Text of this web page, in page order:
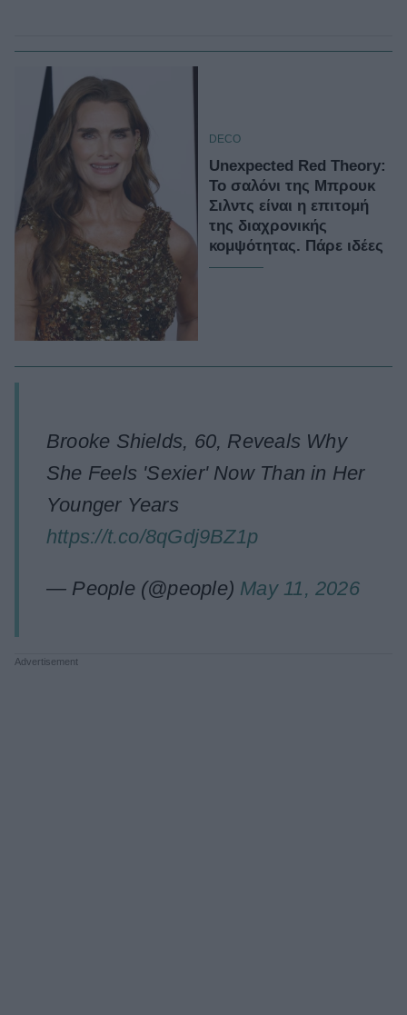
DECO
Unexpected Red Theory:
Το σαλόνι της Μπρουκ
Σιλντς είναι η επιτομή
της διαχρονικής
κομψότητας. Πάρε ιδέες
Brooke Shields, 60, Reveals Why
She Feels 'Sexier' Now Than in Her
Younger Years
https://t.co/8qGdj9BZ1p
— People (@people) May 11, 2026